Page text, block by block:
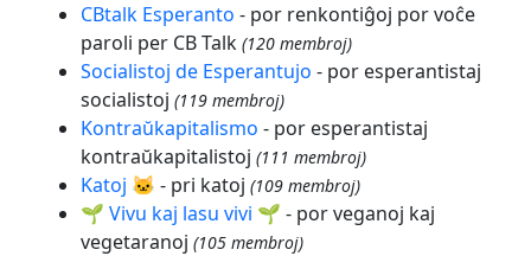
CBtalk Esperanto - por renkontiĝoj por voĉe
paroli per CB Talk (120 membroj)
Socialistoj de Esperantujo - por esperantistaj
socialistoj (119 membroj)
Kontraŭkapitalismo - por esperantistaj
kontraŭkapitalistoj (111 membroj)
Katoj 🐱 - pri katoj (109 membroj)
🌱 Vivu kaj lasu vivi 🌱 - por veganoj kaj
vegetaranoj (105 membroj)